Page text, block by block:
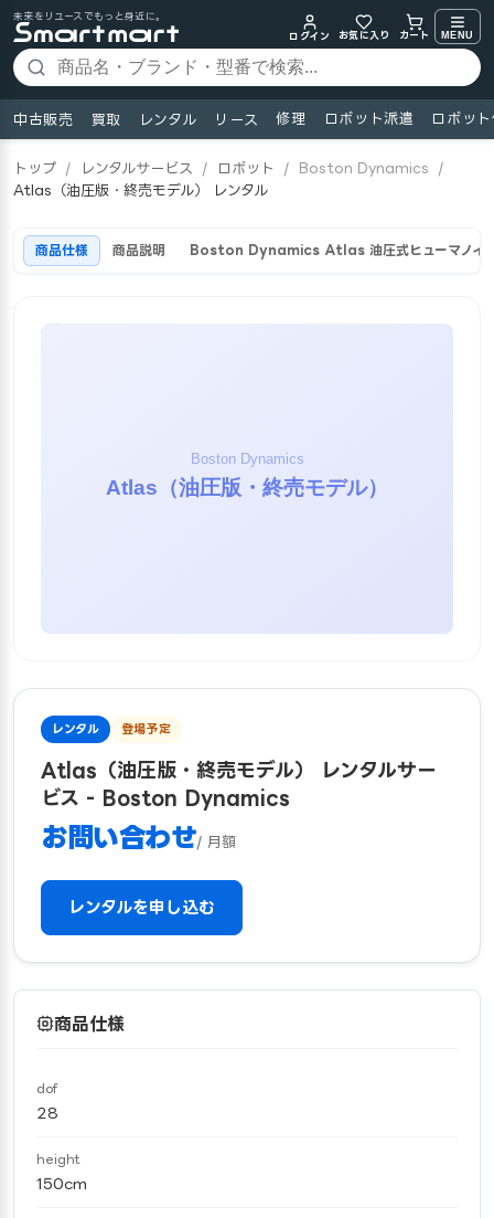
未来をリユースでもっと身近に。
ログイン
お気に入り カート MENU
中古販売 買取 レンタル リース 修理 ロボット派遣 ロボッ
トップ / レンタルサービス / ロボット / Boston Dynamics
/
Atlas（油圧版・終売モデル） レンタル
商品仕様 商品説明 Boston Dynamics Atlas 油圧式ヒューマノイド
レンタル 登場予定
Atlas（油圧版・終売モデル） レンタルサー
ビス - Boston Dynamics
お問い合わせ/ 月額
レンタルを申し込む
商品仕様
dof
28
height
150cm